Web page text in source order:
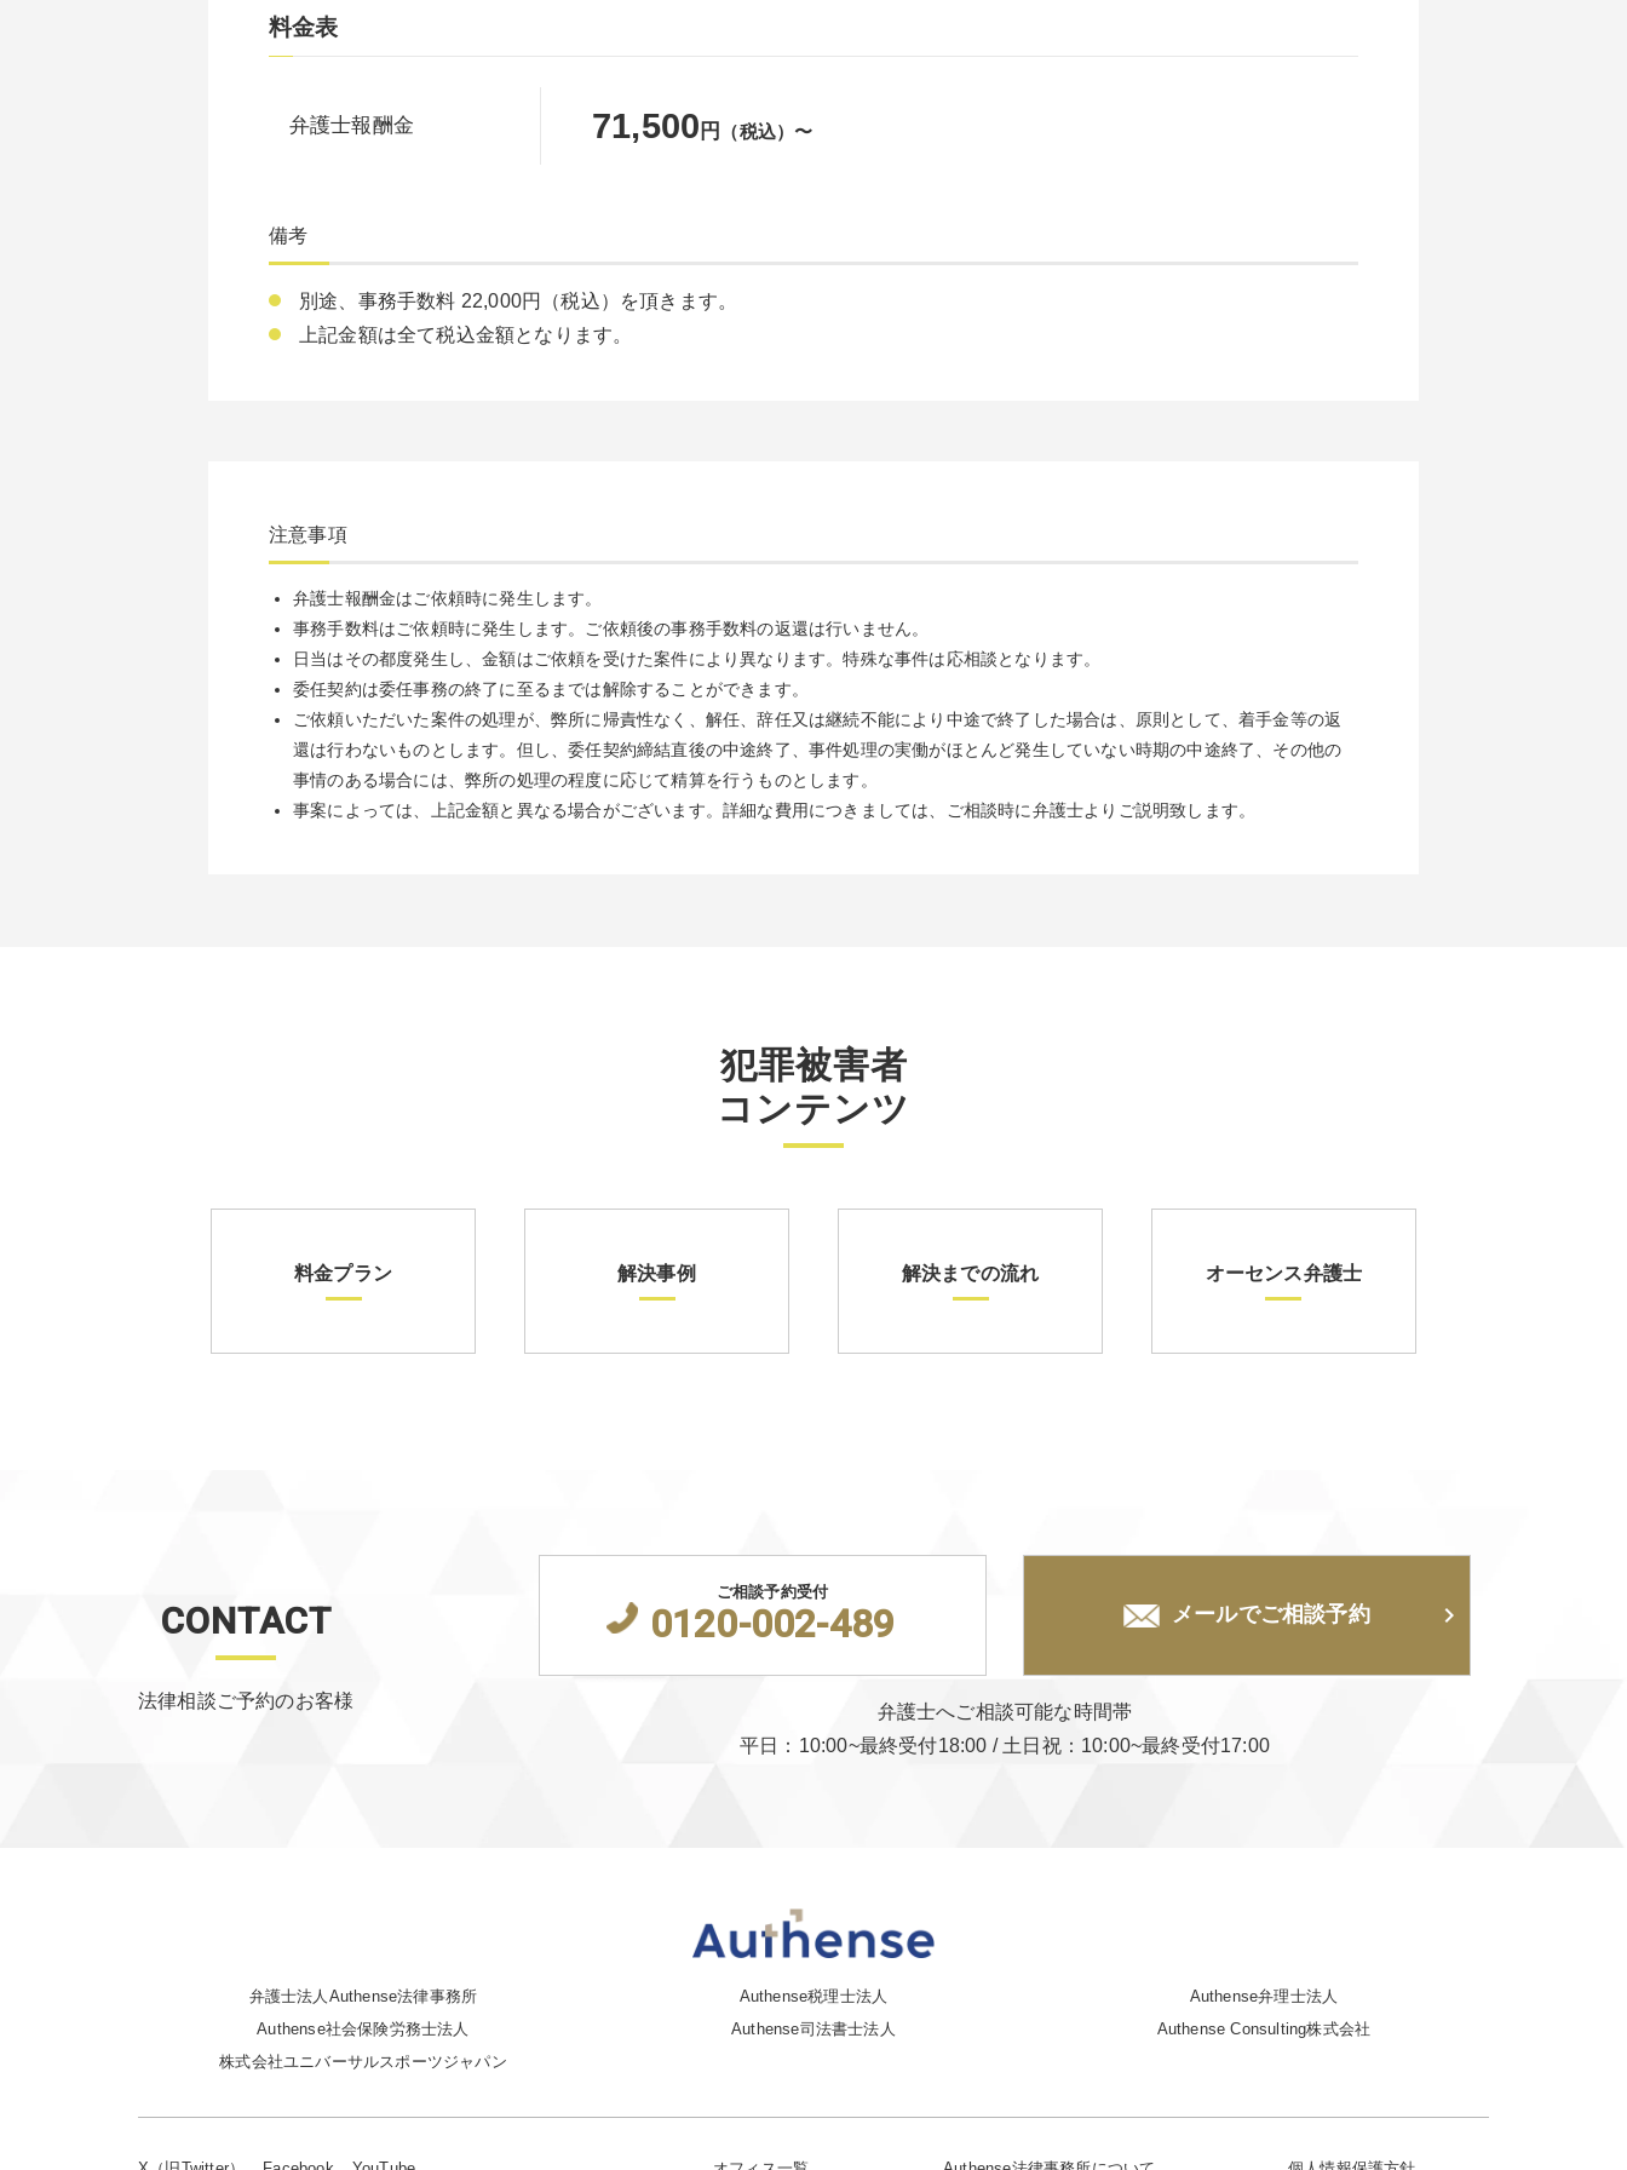
料金表
弁護士報酬金 71,500 円 （税込）〜
備考
別途、事務手数料 22,000円（税込）を頂きます。
上記金額は全て税込金額となります。
注意事項
弁護士報酬金はご依頼時に発生します。
事務手数料はご依頼時に発生します。ご依頼後の事務手数料の返還は行いません。
日当はその都度発生し、金額はご依頼を受けた案件により異なります。特殊な事件は応相談となります。
委任契約は委任事務の終了に至るまでは解除することができます。
ご依頼いただいた案件の処理が、弊所に帰責性なく、解任、辞任又は継続不能により中途で終了した場合は、原則として、着手金等の返
還は行わないものとします。但し、委任契約締結直後の中途終了、事件処理の実働がほとんど発生していない時期の中途終了、その他の
事情のある場合には、弊所の処理の程度に応じて精算を行うものとします。
事案によっては、上記金額と異なる場合がございます。詳細な費用につきましては、ご相談時に弁護士よりご説明致します。
犯罪被害者
コンテンツ
料金プラン 解決事例 解決までの流れ オーセンス弁護士
CONTACT
法律相談ご予約のお客様
ご相談予約受付
0120-002-489 メールでご相談予約
弁護士へご相談可能な時間帯
平日：10:00~最終受付18:00 / 土日祝：10:00~最終受付17:00
弁護士法人Authense法律事務所 Authense税理士法人
Authense弁理士法人
Authense社会保険労務士法人
Authense司法書士法人
Authense Consulting株式会社
株式会社ユニバーサルスポーツジャパン